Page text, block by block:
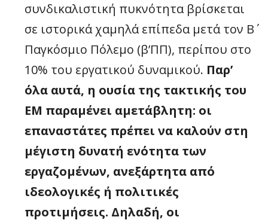
συνδικαλιστική πυκνότητα βρίσκεται
σε ιστορικά χαμηλά επίπεδα μετά τον Β΄
Παγκόσμιο Πόλεμο (β’ΠΠ), περίπου στο
10% του εργατικού δυναμικού. Παρ’
όλα αυτά, η ουσία της τακτικής του
ΕΜ παραμένει αμετάβλητη: οι
επαναστάτες πρέπει να καλούν στη
μέγιστη δυνατή ενότητα των
εργαζομένων, ανεξάρτητα από
ιδεολογικές ή πολιτικές
προτιμήσεις. Δηλαδή, οι